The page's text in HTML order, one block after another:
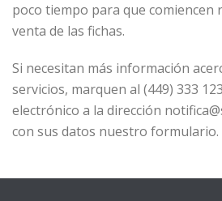
poco tiempo para que comiencen
venta de las fichas.
Si necesitan más información
servicios, marquen al (449) 333
electrónico a la dirección
con sus datos nuestro formulario.